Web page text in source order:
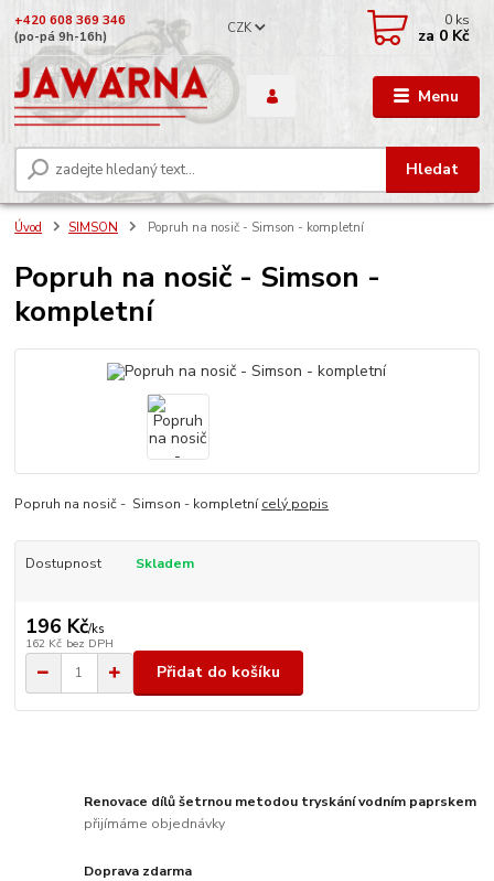
Menu
CZK
Hledat
+420 608 369 346
(po-pá 9h-16h)
0 ks
za 0 Kč
Úvod SIMSON Popruh na nosič - Simson - kompletní
Popruh na nosič - Simson -
kompletní
Popruh na nosič - Simson - kompletnícelý popis
Dostupnost Skladem
196 Kč/ks
162 Kč bez DPH
Přidat do košíku
Renovace dílů šetrnou metodou tryskání vodním paprskem
přijímáme objednávky
Doprava zdarma